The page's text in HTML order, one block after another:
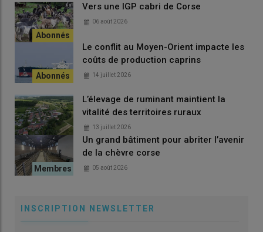
Vers une IGP cabri de Corse
06 août 2026
Le conflit au Moyen-Orient impacte les
coûts de production caprins
14 juillet 2026
L’élevage de ruminant maintient la
vitalité des territoires ruraux
13 juillet 2026
Un grand bâtiment pour abriter l’avenir
de la chèvre corse
05 août 2026
INSCRIPTION NEWSLETTER